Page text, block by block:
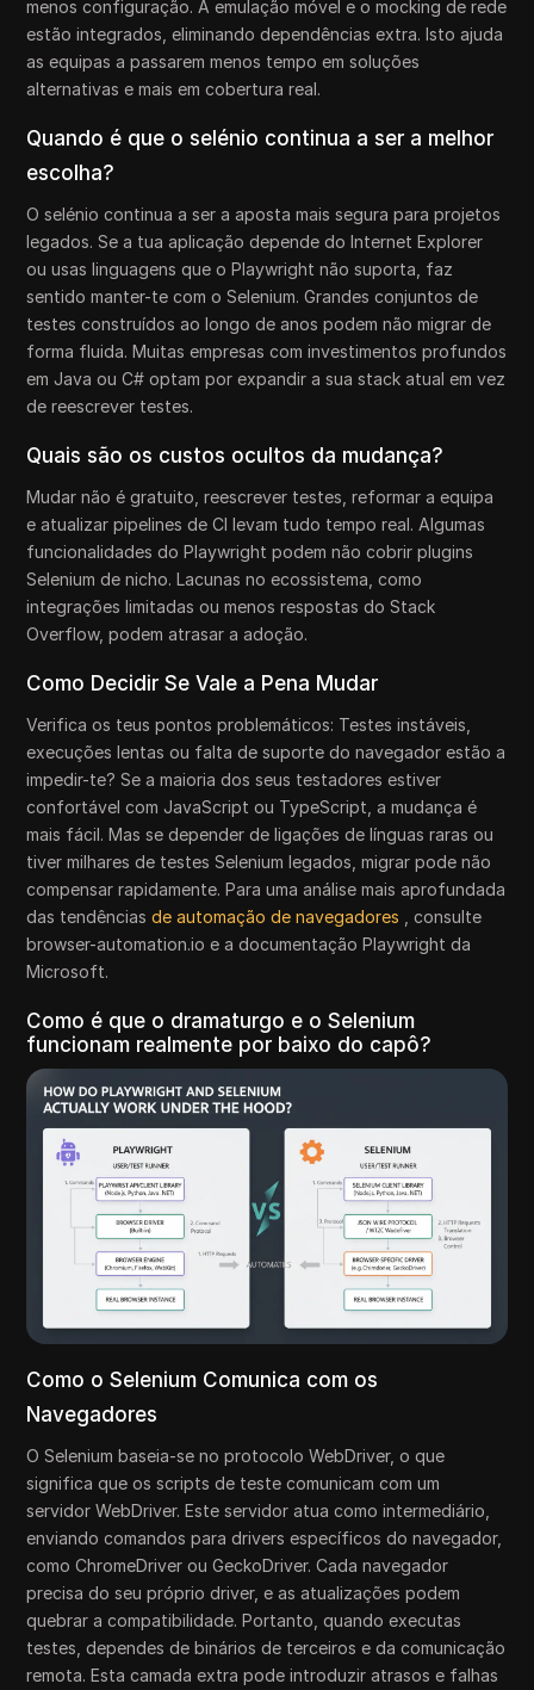
menos configuração. A emulação móvel e o mocking de rede
estão integrados, eliminando dependências extra. Isto ajuda
as equipas a passarem menos tempo em soluções
alternativas e mais em cobertura real.
Quando é que o selénio continua a ser a melhor
escolha?
O selénio continua a ser a aposta mais segura para projetos
legados. Se a tua aplicação depende do Internet Explorer
ou usas linguagens que o Playwright não suporta, faz
sentido manter-te com o Selenium. Grandes conjuntos de
testes construídos ao longo de anos podem não migrar de
forma fluida. Muitas empresas com investimentos profundos
em Java ou C# optam por expandir a sua stack atual em vez
de reescrever testes.
Quais são os custos ocultos da mudança?
Mudar não é gratuito, reescrever testes, reformar a equipa
e atualizar pipelines de CI levam tudo tempo real. Algumas
funcionalidades do Playwright podem não cobrir plugins
Selenium de nicho. Lacunas no ecossistema, como
integrações limitadas ou menos respostas do Stack
Overflow, podem atrasar a adoção.
Como Decidir Se Vale a Pena Mudar
Verifica os teus pontos problemáticos: Testes instáveis,
execuções lentas ou falta de suporte do navegador estão a
impedir-te? Se a maioria dos seus testadores estiver
confortável com JavaScript ou TypeScript, a mudança é
mais fácil. Mas se depender de ligações de línguas raras ou
tiver milhares de testes Selenium legados, migrar pode não
compensar rapidamente. Para uma análise mais aprofundada
das tendênciasde automação de navegadores , consulte
browser-automation.io e a documentação Playwright da
Microsoft.
Como é que o dramaturgo e o Selenium
funcionam realmente por baixo do capô?
Como o Selenium Comunica com os
Navegadores
O Selenium baseia-se no protocolo WebDriver, o que
significa que os scripts de teste comunicam com um
servidor WebDriver. Este servidor atua como intermediário,
enviando comandos para drivers específicos do navegador,
como ChromeDriver ou GeckoDriver. Cada navegador
precisa do seu próprio driver, e as atualizações podem
quebrar a compatibilidade. Portanto, quando executas
testes, dependes de binários de terceiros e da comunicação
remota. Esta camada extra pode introduzir atrasos e falhas